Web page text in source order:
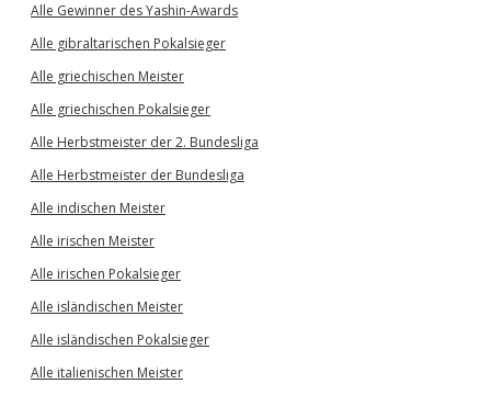
Alle Gewinner des Yashin-Awards
Alle gibraltarischen Pokalsieger
Alle griechischen Meister
Alle griechischen Pokalsieger
Alle Herbstmeister der 2. Bundesliga
Alle Herbstmeister der Bundesliga
Alle indischen Meister
Alle irischen Meister
Alle irischen Pokalsieger
Alle isländischen Meister
Alle isländischen Pokalsieger
Alle italienischen Meister